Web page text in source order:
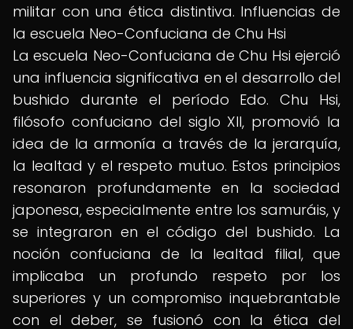
militar con una ética distintiva. Influencias de
la escuela Neo-Confuciana de Chu Hsi
La escuela Neo-Confuciana de Chu Hsi ejerció
una influencia significativa en el desarrollo del
bushido durante el período Edo. Chu Hsi,
filósofo confuciano del siglo XII, promovió la
idea de la armonía a través de la jerarquía,
la lealtad y el respeto mutuo. Estos principios
resonaron profundamente en la sociedad
japonesa, especialmente entre los samuráis, y
se integraron en el código del bushido. La
noción confuciana de la lealtad filial, que
implicaba un profundo respeto por los
superiores y un compromiso inquebrantable
con el deber, se fusionó con la ética del